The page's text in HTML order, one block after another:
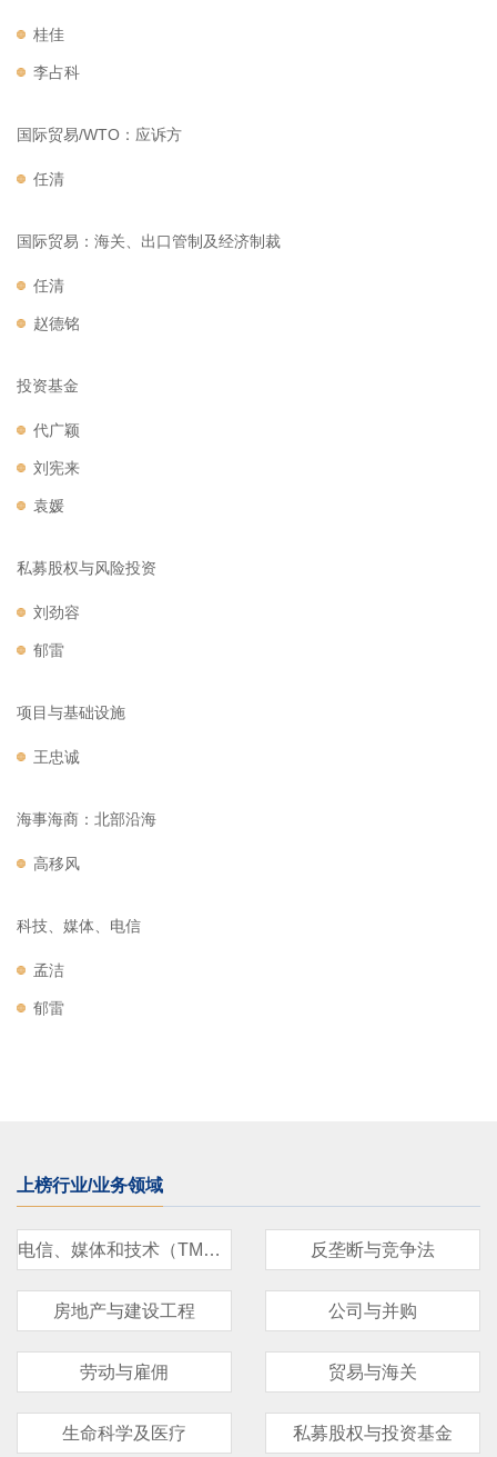
桂佳
李占科
国际贸易/WTO：应诉方
任清
国际贸易：海关、出口管制及经济制裁
任清
赵德铭
投资基金
代广颖
刘宪来
袁媛
私募股权与风险投资
刘劲容
郁雷
项目与基础设施
王忠诚
海事海商：北部沿海
高移风
科技、媒体、电信
孟洁
郁雷
上榜行业/业务领域
电信、媒体和技术（TMT） 反垄断与竞争法
房地产与建设工程 公司与并购
劳动与雇佣 贸易与海关
生命科学及医疗 私募股权与投资基金